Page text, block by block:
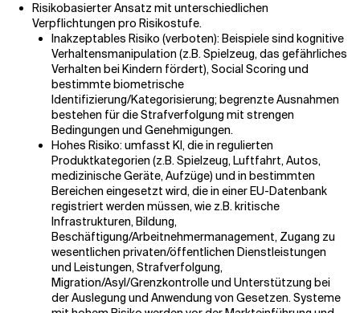
Risikobasierter Ansatz mit unterschiedlichen
Verpflichtungen pro Risikostufe.
Inakzeptables Risiko (verboten): Beispiele sind kognitive
Verhaltensmanipulation (z.B. Spielzeug, das gefährliches
Verhalten bei Kindern fördert), Social Scoring und
bestimmte biometrische
Identifizierung/Kategorisierung; begrenzte Ausnahmen
bestehen für die Strafverfolgung mit strengen
Bedingungen und Genehmigungen.
Hohes Risiko: umfasst KI, die in regulierten
Produktkategorien (z.B. Spielzeug, Luftfahrt, Autos,
medizinische Geräte, Aufzüge) und in bestimmten
Bereichen eingesetzt wird, die in einer EU-Datenbank
registriert werden müssen, wie z.B. kritische
Infrastrukturen, Bildung,
Beschäftigung/Arbeitnehmermanagement, Zugang zu
wesentlichen privaten/öffentlichen Dienstleistungen
und Leistungen, Strafverfolgung,
Migration/Asyl/Grenzkontrolle und Unterstützung bei
der Auslegung und Anwendung von Gesetzen. Systeme